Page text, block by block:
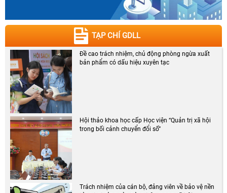
TẠP CHÍ GDLL
Đề cao trách nhiệm, chủ động phòng ngừa xuất
bản phẩm có dấu hiệu xuyên tạc
Hội thảo khoa học cấp Học viện “Quản trị xã hội
trong bối cảnh chuyển đổi số”
Trách nhiệm của cán bộ, đảng viên về bảo vệ nền